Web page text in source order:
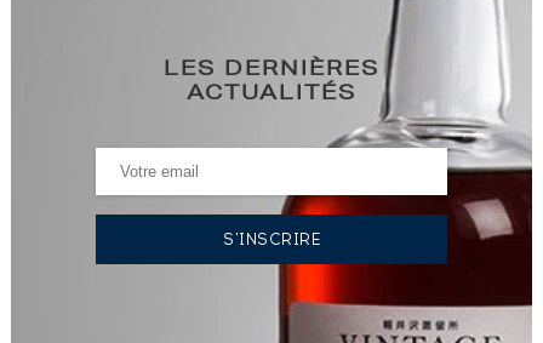
LES DERNIÈRES
ACTUALITÉS